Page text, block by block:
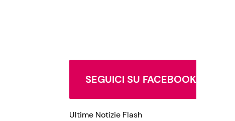
SEGUICI SU FACEBOOK
Ultime Notizie Flash